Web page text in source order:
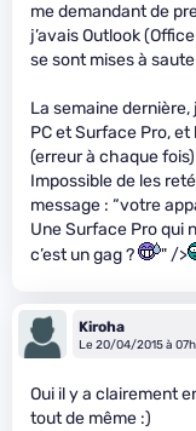
me demandant de
j’avais Outlook
se sont mises à
La semaine
PC et Surface Pro,
(erreur à chaque
Impossible de les
message : “votre
Une Surface Pro qui
c’est un gag ?
" />
Kiroha
Le 20/04/2015 à
Oui il y a clairement
tout de même :)